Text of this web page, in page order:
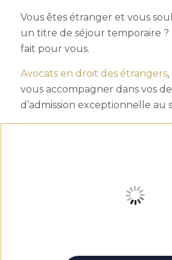
Vous êtes étranger et vous
un titre de séjour temporaire ?
fait pour vous.
Avocats en droit des étrangers,
vous accompagner dans vos
d’admission exceptionnelle au